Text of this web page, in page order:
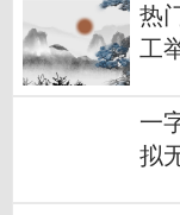
热
工
一
拟